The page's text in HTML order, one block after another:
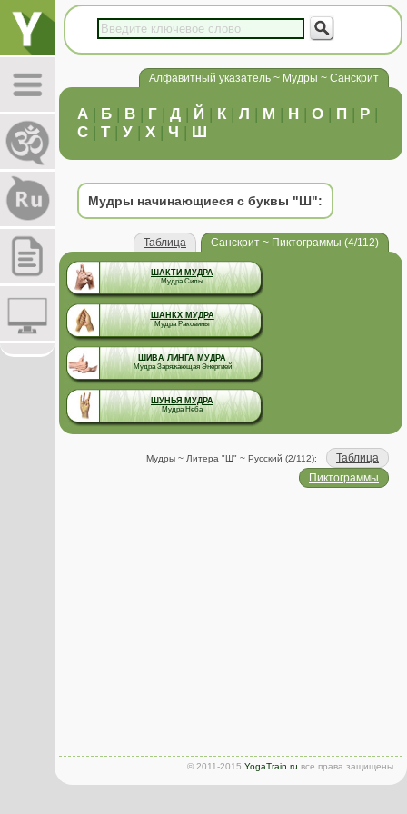
Алфавитный указатель ~ Мудры ~ Санскрит
А | Б | В | Г | Д | Й | К | Л | М | Н | О | П | Р |
С | Т| У | Х | Ч | Ш
Мудры начинающиеся с буквы "Ш":
Таблица Санскрит ~ Пиктограммы (4/112)
ШАКТИ МУДРА
Мудра Силы
ШАНКХ МУДРА
Мудра Раковины
ШИВА ЛИНГА МУДРА
Мудра Заряжающая Энергией
ШУНЬЯ МУДРА
Мудра Неба
Мудры ~ Литера "Ш" ~ Русский (2/112):
Таблица
Пиктограммы
© 2011-2015 YogaTrain.ru все права защищены